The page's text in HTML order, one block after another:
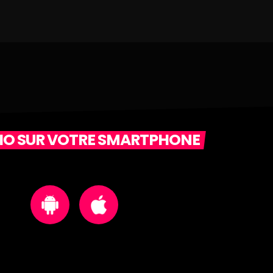
SUR VOTRE SMARTPHONE